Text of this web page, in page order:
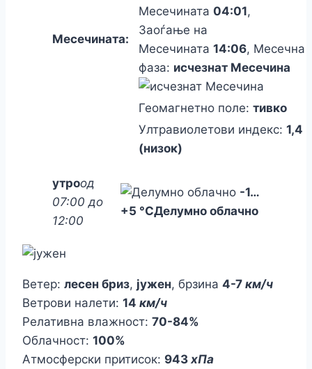
Месечината:
Месечината 04:01,
Заоѓање на
Месечината 14:06, Месечна
фаза: исчезнат Месечина
Геомагнетно поле: тивко
Ултравиолетови индекс: 1,4
(низок)
утроод
07:00 до
12:00
-1…
+5 °CДелумно облачно
Ветер: лесен бриз, јужен, брзина 4-7 км/ч
Ветрови налети: 14 км/ч
Релативна влажност: 70-84%
Облачност: 100%
Атмосферски притисок: 943 хПа